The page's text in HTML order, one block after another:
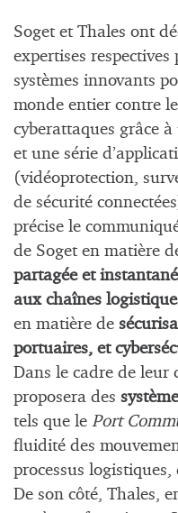
Soget et Thales ont
expertises
systèmes innovants
monde entier contre
cyberattaques grâce
et une série
(vidéoprotection,
de sécurité
précise le
de Soget en matière
partagée et
aux chaînes
en matière de
portuaires, et
Dans le cadre de leur
proposera des
tels que le Port
fluidité des
processus
De son côté, Thales,